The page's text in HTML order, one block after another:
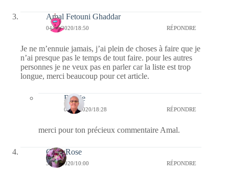
Amal Fetouni Ghaddar
04/02/2020/18:50 RÉPONDRE
Je ne m’ennuie jamais, j’ai plein de choses à faire que je
n’ai presque pas le temps de tout faire. pour les autres
personnes je ne veux pas en parler car la liste est trop
longue, merci beaucoup pour cet article.
Bernie
05/02/2020/18:28 RÉPONDRE
merci pour ton précieux commentaire Amal.
CathyRose
30/01/2020/10:00 RÉPONDRE